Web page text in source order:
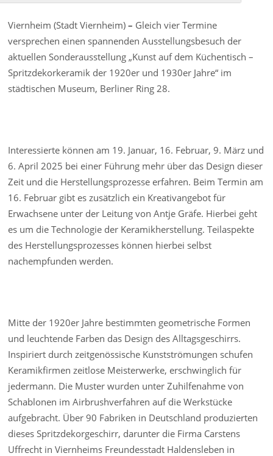
Viernheim (Stadt Viernheim)– Gleich vier Termine
versprechen einen spannenden Ausstellungsbesuch der
aktuellen Sonderausstellung „Kunst auf dem Küchentisch –
Spritzdekorkeramik der 1920er und 1930er Jahre“ im
städtischen Museum, Berliner Ring 28.
Interessierte können am 19. Januar, 16. Februar, 9. März und
6. April 2025 bei einer Führung mehr über das Design dieser
Zeit und die Herstellungsprozesse erfahren. Beim Termin am
16. Februar gibt es zusätzlich ein Kreativangebot für
Erwachsene unter der Leitung von Antje Gräfe. Hierbei geht
es um die Technologie der Keramikherstellung. Teilaspekte
des Herstellungsprozesses können hierbei selbst
nachempfunden werden.
Mitte der 1920er Jahre bestimmten geometrische Formen
und leuchtende Farben das Design des Alltagsgeschirrs.
Inspiriert durch zeitgenössische Kunstströmungen schufen
Keramikfirmen zeitlose Meisterwerke, erschwinglich für
jedermann. Die Muster wurden unter Zuhilfenahme von
Schablonen im Airbrushverfahren auf die Werkstücke
aufgebracht. Über 90 Fabriken in Deutschland produzierten
dieses Spritzdekorgeschirr, darunter die Firma Carstens
Uffrecht in Viernheims Freundesstadt Haldensleben in